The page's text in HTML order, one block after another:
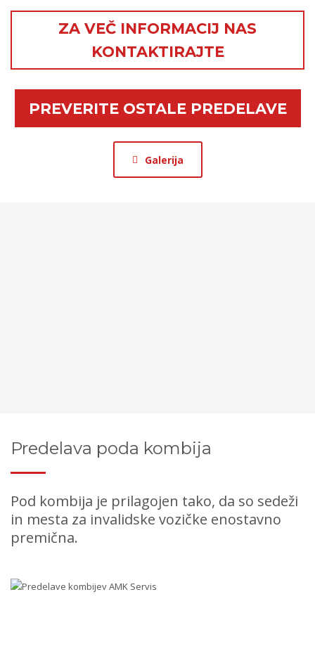
ZA VEČ INFORMACIJ NAS
KONTAKTIRAJTE
PREVERITE OSTALE PREDELAVE
Galerija
Predelava poda kombija
Pod kombija je prilagojen tako, da so sedeži
in mesta za invalidske vozičke enostavno
premična.